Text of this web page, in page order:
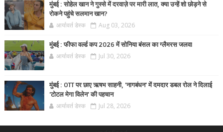
मुंबई : सोहेल खान ने गुस्से में दरवाज़े पर मारी लात, क्या उन्हें शो छोड़ने से
रोकने पहुंचे सलमान खान?
आर्यावर्त डेस्क Aug 03, 2026
मुंबई : फीफा वर्ल्ड कप 2026 में सोनिया बंसल का ग्लैमरस जलवा
आर्यावर्त डेस्क Jul 30, 2026
मुंबई : OTT पर छाए ऋषभ साहनी, 'नागबंधन' में दमदार डबल रोल ने दिलाई
'टोटल मेगा विलेन' की पहचान
आर्यावर्त डेस्क Jul 28, 2026